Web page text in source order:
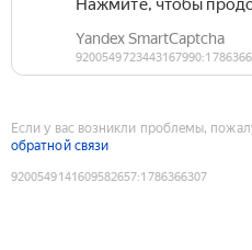
Если у вас возникли проблемы,
обратной связи
9200549141609582657:1786366307